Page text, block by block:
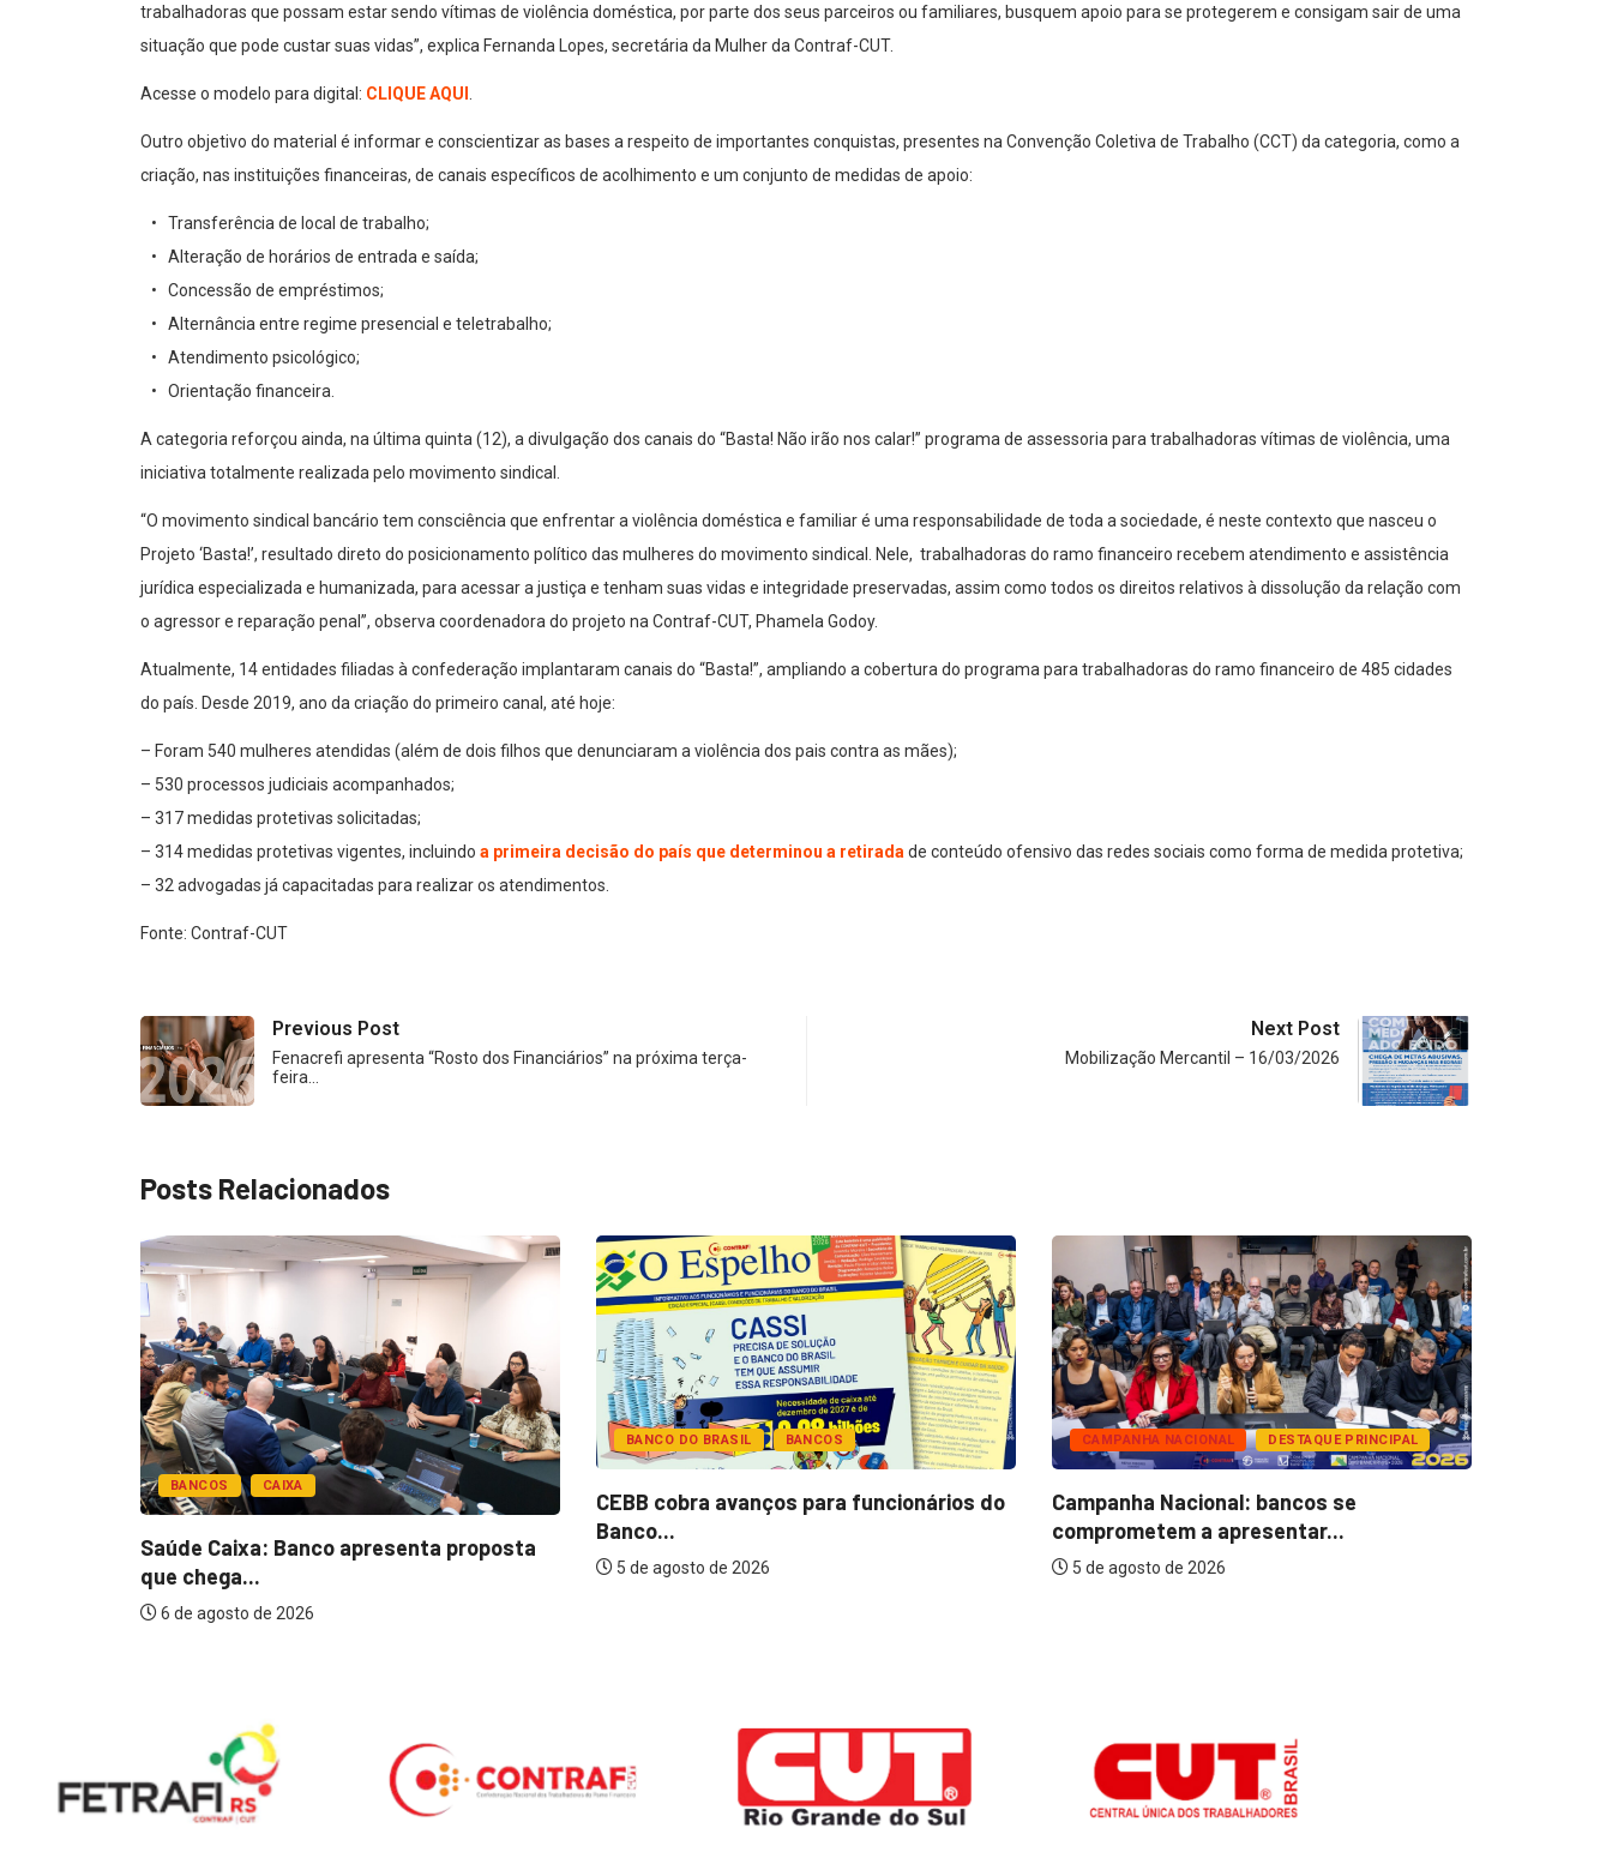
trabalhadoras que possam estar sendo vítimas de violência doméstica, por parte dos seus parceiros ou familiares, busquem apoio para se protegerem e consigam sair de uma
situação que pode custar suas vidas”, explica Fernanda Lopes, secretária da Mulher da Contraf-CUT.
Acesse o modelo para digital: CLIQUE AQUI
Outro objetivo do material é informar e conscientizar as bases a respeito de importantes conquistas, presentes na Convenção Coletiva de Trabalho (CCT) da categoria, como a
criação, nas instituições financeiras, de canais específicos de acolhimento e um conjunto de medidas de apoio:
• Transferência de local de trabalho;
• Alteração de horários de entrada e saída;
• Concessão de empréstimos;
• Alternância entre regime presencial e teletrabalho;
• Atendimento psicológico;
• Orientação financeira.
A categoria reforçou ainda, na última quinta (12), a divulgação dos canais do “Basta! Não irão nos calar!” programa de assessoria para trabalhadoras vítimas de violência, uma
iniciativa totalmente realizada pelo movimento sindical.
“O movimento sindical bancário tem consciência que enfrentar a violência doméstica e familiar é uma responsabilidade de toda a sociedade, é neste contexto que nasceu o
Projeto ‘Basta!’, resultado direto do posicionamento político das mulheres do movimento sindical. Nele, trabalhadoras do ramo financeiro recebem atendimento e assistência
jurídica especializada e humanizada, para acessar a justiça e tenham suas vidas e integridade preservadas, assim como todos os direitos relativos à dissolução da relação com
o agressor e reparação penal”, observa coordenadora do projeto na Contraf-CUT, Phamela Godoy.
Atualmente, 14 entidades filiadas à confederação implantaram canais do “Basta!”, ampliando a cobertura do programa para trabalhadoras do ramo financeiro de 485 cidades
do país. Desde 2019, ano da criação do primeiro canal, até hoje:
– Foram 540 mulheres atendidas (além de dois filhos que denunciaram a violência dos pais contra as mães);
– 530 processos judiciais acompanhados;
– 317 medidas protetivas solicitadas;
– 314 medidas protetivas vigentes, incluindo a primeira decisão do país que determinou a retirada de conteúdo ofensivo das redes sociais como forma de medida protetiva;
– 32 advogadas já capacitadas para realizar os atendimentos.
Fonte: Contraf-CUT
Previous Post
Fenacrefi apresenta “Rosto dos Financiários” na próxima terça-
feira…
Next Post
Mobilização Mercantil – 16/03/2026
Posts Relacionados
BANCOS CAIXA
Saúde Caixa: Banco apresenta proposta
que chega...
6 de agosto de 2026
BANCO DO BRASIL BANCOS
CEBB cobra avanços para funcionários do
Banco...
5 de agosto de 2026
CAMPANHA NACIONAL DESTAQUE PRINCIPAL
Campanha Nacional: bancos se
comprometem a apresentar...
5 de agosto de 2026